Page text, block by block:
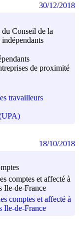
du Conseil de la
de proximité
travailleurs
30/12/2018
comptes et affecté à
Ile-de-France
comptes et affecté à
Ile-de-France
18/10/2018